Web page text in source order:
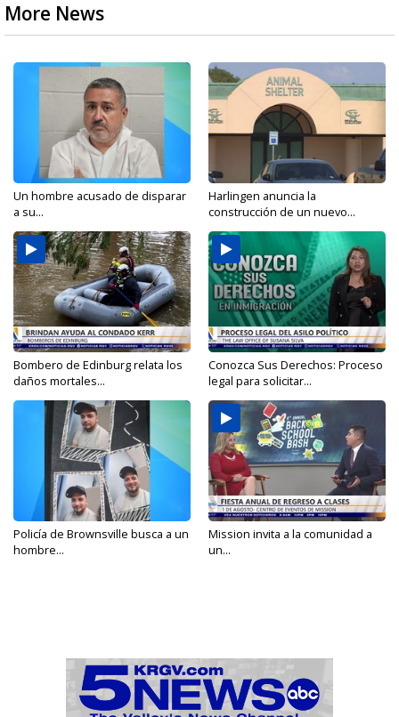
More News
Un hombre acusado de disparar
a su...
Harlingen anuncia la
construcción de un nuevo...
Bombero de Edinburg relata los
daños mortales...
Conozca Sus Derechos: Proceso
legal para solicitar...
Policía de Brownsville busca a un
hombre...
Mission invita a la comunidad a
un...